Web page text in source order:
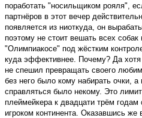
поработать "носильщиком рояля",
партнёров в этот вечер
появляется из ниоткуда, он
поэтому не стоит вешать всех
"Олимпиакосе" под жёстким
куда эффективнее. Почему? Да
не спешил превращать своего
без него было кому набирать очки,
справляться было некому. Это
плеймейкера к двадцати трём
игроком континента. Оказавшись же